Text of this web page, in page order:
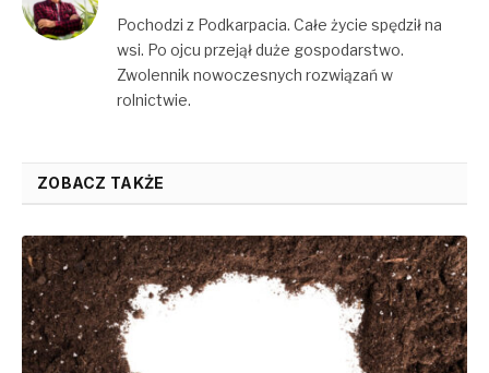
Pochodzi z Podkarpacia. Całe życie spędził na
wsi. Po ojcu przejął duże gospodarstwo.
Zwolennik nowoczesnych rozwiązań w
rolnictwie.
ZOBACZ TAKŻE